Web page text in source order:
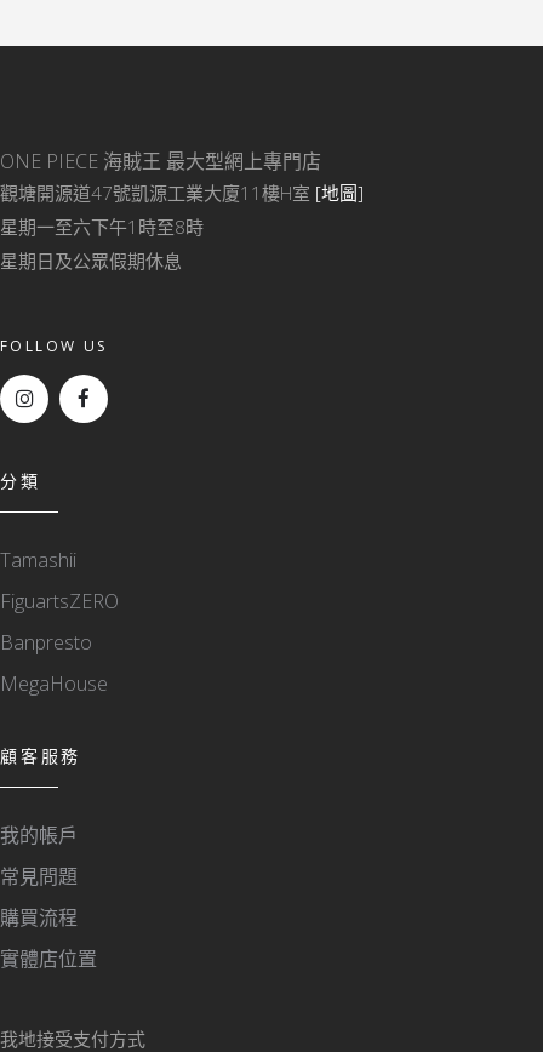
ONE PIECE 海賊王 最大型網上專門店
觀塘開源道47號凱源工業大廈11樓H室 [地圖]
星期一至六下午1時至8時
星期日及公眾假期休息
FOLLOW US
分類
Tamashii
FiguartsZERO
Banpresto
MegaHouse
顧客服務
我的帳戶
常見問題
購買流程
實體店位置
我地接受支付方式